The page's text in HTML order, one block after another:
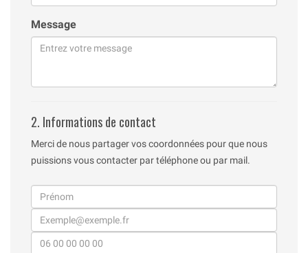
Message
2. Informations de contact
Merci de nous partager vos coordonnées pour que nous
puissions vous contacter par téléphone ou par mail.